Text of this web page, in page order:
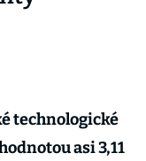
technologické
asi 3,11